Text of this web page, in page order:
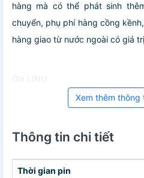
hàng mà có thể phát sinh
chuyển, phụ phí hàng cồng
hàng giao từ nước ngoài có giá
Giá LINU
Xem thêm thông
Thông tin chi tiết
Thời gian pin